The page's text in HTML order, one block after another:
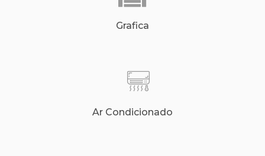
Grafica
Ar Condicionado